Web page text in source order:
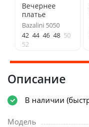
Вечернее
платье
Bazalini 5050
42 44 46 48 50
52
Описание
В наличии
Модель